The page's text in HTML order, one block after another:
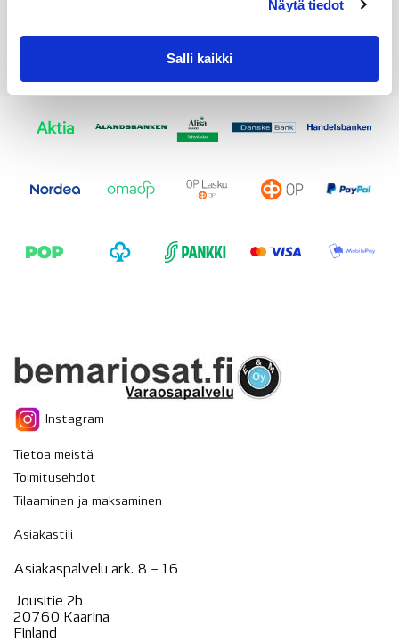
Näytä tiedot
Salli kaikki
Katso osan tiedot
Instagram
Tietoa meistä
Toimitusehdot
Tilaaminen ja maksaminen
Asiakastili
Asiakaspalvelu ark. 8 – 16
Jousitie 2b
20760 Kaarina
Finland